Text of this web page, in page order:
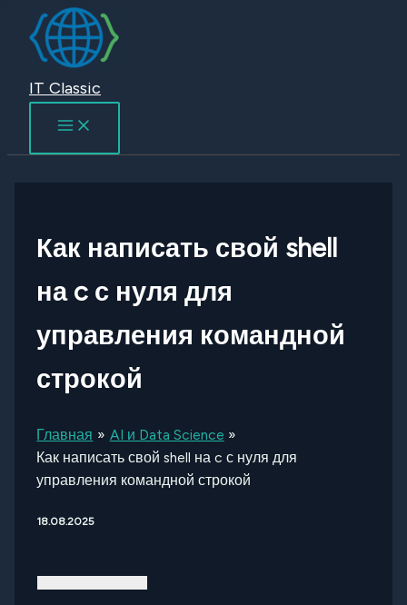
Перейти
содержимому
IT Classic
Как написать свой shell
на c с нуля для
управления командной
строкой
Главная
AI и Data Science
Как написать свой shell на c с нуля для
управления командной строкой
18.08.2025